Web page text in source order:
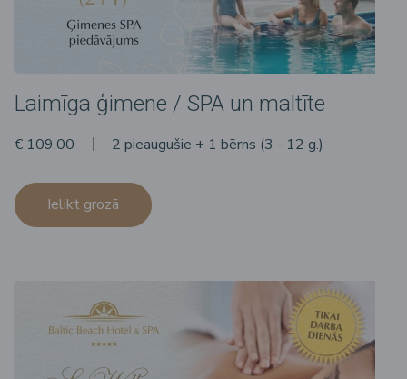
Laimīga ģimene / SPA un maltīte
€ 109.00 2 pieaugušie + 1 bērns (3 - 12 g.)
Ielikt grozā